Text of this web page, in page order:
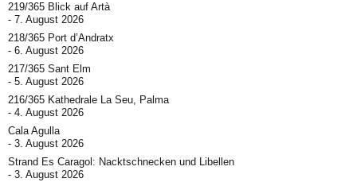
219/365 Blick auf Artà
7. August 2026
218/365 Port d’Andratx
6. August 2026
217/365 Sant Elm
5. August 2026
216/365 Kathedrale La Seu, Palma
4. August 2026
Cala Agulla
3. August 2026
Strand Es Caragol: Nacktschnecken und Libellen
3. August 2026